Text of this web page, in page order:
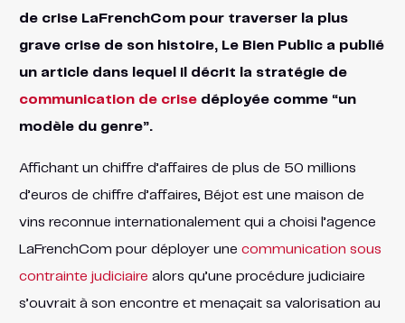
de crise LaFrenchCom pour traverser la plus
grave crise de son histoire, Le Bien Public a publié
un article dans lequel il décrit la stratégie de
communication de crisedéployée comme “un
modèle du genre”.
Affichant un chiffre d’affaires de plus de 50 millions
d’euros de chiffre d’affaires, Béjot est une maison de
vins reconnue internationalement qui a choisi l’agence
LaFrenchCom pour déployer une communication sous
contrainte judiciaire alors qu’une procédure judiciaire
s’ouvrait à son encontre et menaçait sa valorisation au